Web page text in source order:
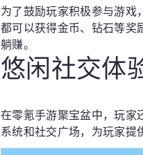
为了鼓励玩家积极参与游戏
都可以获得金币、钻石等奖
躺赚。
悠闲社交体
在零氪手游聚宝盆中，玩家
系统和社交广场，为玩家提